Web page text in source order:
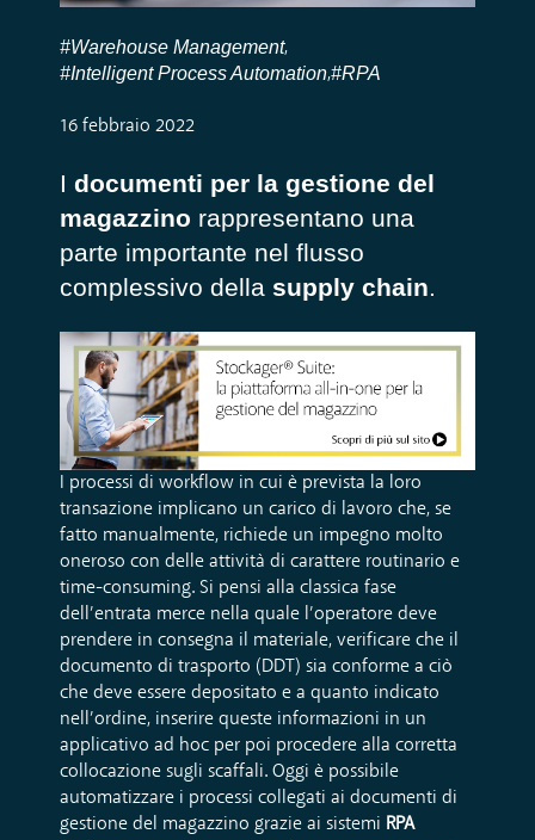
#Warehouse Management,
#Intelligent Process Automation,#RPA
16 febbraio 2022
I documenti per la gestione del
magazzino rappresentano una
parte importante nel flusso
complessivo della supply chain.
I processi di workflow in cui è prevista la loro
transazione implicano un carico di lavoro che, se
fatto manualmente, richiede un impegno molto
oneroso con delle attività di carattere routinario e
time-consuming. Si pensi alla classica fase
dell’entrata merce nella quale l’operatore deve
prendere in consegna il materiale, verificare che il
documento di trasporto (DDT) sia conforme a ciò
che deve essere depositato e a quanto indicato
nell’ordine, inserire queste informazioni in un
applicativo ad hoc per poi procedere alla corretta
collocazione sugli scaffali. Oggi è possibile
automatizzare i processi collegati ai documenti di
gestione del magazzino grazie ai sistemi RPA